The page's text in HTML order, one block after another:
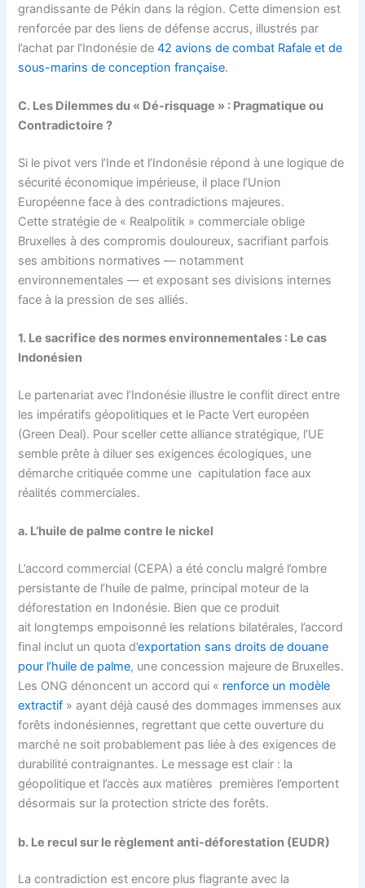
grandissante de Pékin dans la région. Cette dimension est
renforcée par des liens de défense accrus, illustrés par
l’achat par l’Indonésie de42 avions de combat Rafale et de
sous-marins de conception française.
C. Les Dilemmes du « Dé-risquage » : Pragmatique ou
Contradictoire ?
Si le pivot vers l’Inde et l’Indonésie répond à une logique de
sécurité économique impérieuse, il place l’Union
Européenne face à des contradictions majeures.
Cette stratégie de « Realpolitik » commerciale oblige
Bruxelles à des compromis douloureux, sacrifiant parfois
ses ambitions normatives — notamment
environnementales — et exposant ses divisions internes
face à la pression de ses alliés.
1. Le sacrifice des normes environnementales : Le cas
Indonésien
Le partenariat avec l’Indonésie illustre le conflit direct entre
les impératifs géopolitiques et le Pacte Vert européen
(Green Deal). Pour sceller cette alliance stratégique, l’UE
semble prête à diluer ses exigences écologiques, une
démarche critiquée comme une capitulation face aux
réalités commerciales.
a. L’huile de palme contre le nickel
L’accord commercial (CEPA) a été conclu malgré l’ombre
persistante de l’huile de palme, principal moteur de la
déforestation en Indonésie. Bien que ce produit
ait longtemps empoisonné les relations bilatérales, l’accord
final inclut un quota d’exportation sans droits de douane
pour l’huile de palme, une concession majeure de Bruxelles.
Les ONG dénoncent un accord qui « renforce un modèle
extractif » ayant déjà causé des dommages immenses aux
forêts indonésiennes, regrettant que cette ouverture du
marché ne soit probablement pas liée à des exigences de
durabilité contraignantes. Le message est clair : la
géopolitique et l’accès aux matières premières l’emportent
désormais sur la protection stricte des forêts.
b. Le recul sur le règlement anti-déforestation (EUDR)
La contradiction est encore plus flagrante avec la